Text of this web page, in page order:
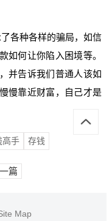
各种各样的骗局，如信
如何让你陷入困境等。
并告诉我们普通人该如
慢靠近财富，自己才是
高手 存钱
篇
Map